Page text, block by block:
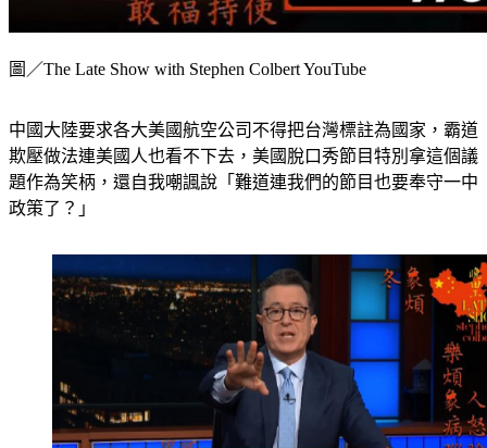
圖／The Late Show with Stephen Colbert YouTube
中國大陸要求各大美國航空公司不得把台灣標註為國家，霸道
欺壓做法連美國人也看不下去，美國脫口秀節目特別拿這個議
題作為笑柄，還自我嘲諷說「難道連我們的節目也要奉守一中
政策了？」